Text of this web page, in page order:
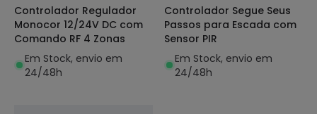
Controlador Regulador
Monocor 12/24V DC com
Comando RF 4 Zonas
Em Stock, envio em
24/48h
Controlador Segue Seus
Passos para Escada com
Sensor PIR
Em Stock, envio em
24/48h